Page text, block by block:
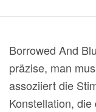
Borrowed And
präzise, man
assoziiert die
Konstellation,